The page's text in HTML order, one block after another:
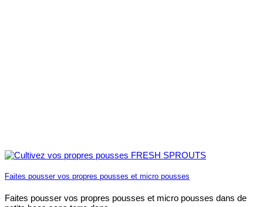
Faites pousser vos propres pousses et micro pousses
Faites pousser vos propres pousses et micro pousses dans de